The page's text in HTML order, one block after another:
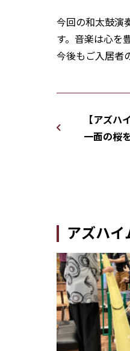
今回の和太鼓演
す。音楽は心を
今後もご入居者
【アズハ
一面の桜
アズハ